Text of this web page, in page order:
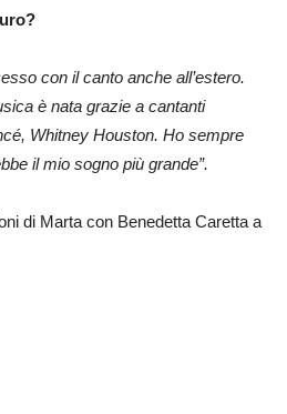
con il canto anche all’estero.
è nata grazie a cantanti
Whitney Houston. Ho sempre
il mio sogno più grande”.
di Marta con Benedetta Caretta a